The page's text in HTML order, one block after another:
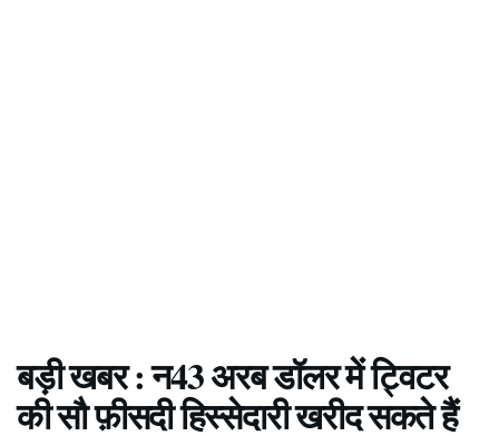
बड़ी खबर : न43 अरब डॉलर में ट्विटर
की सौ फ़ीसदी हिस्सेदारी खरीद सकते हैं